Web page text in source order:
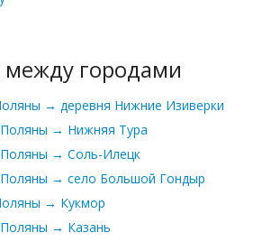
между городами
→ деревня Нижние Изиверки
Поляны → Нижняя Тура
Поляны → Соль-Илецк
Поляны → село Большой Гондыр
→ Кукмор
→ Казань